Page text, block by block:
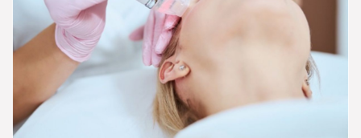
O NAMA
KONTAKT
NARUDŽBE